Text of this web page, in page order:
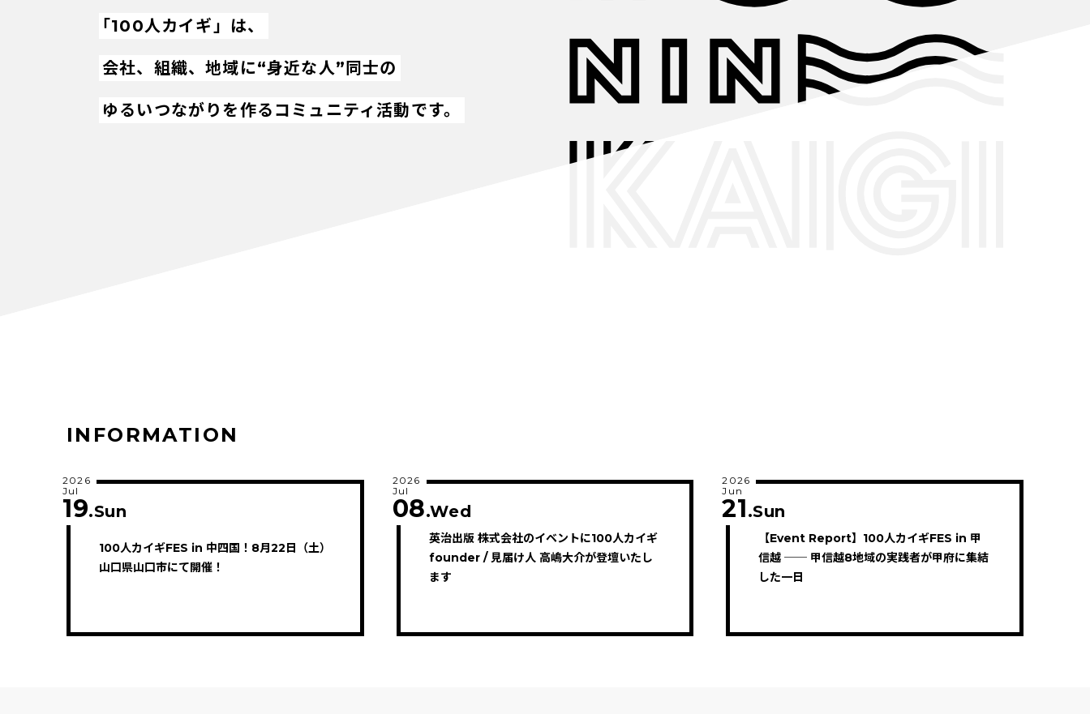
「100人カイギ」は、
会社、組織、地域に“身近な人”同士の
ゆるいつながりを作るコミュニティ活動です。
INFORMATION
100人カイギFES in 中四国！8月22日（土）
山口県山口市にて開催！
2026
Jul
19.Sun
英治出版 株式会社のイベントに100人カイギ
founder / 見届け人 高嶋大介が登壇いたし
ます
2026
Jul
08.Wed
【Event Report】100人カイギFES in 甲
信越 ── 甲信越8地域の実践者が甲府に集結
した一日
2026
Jun
21.Sun